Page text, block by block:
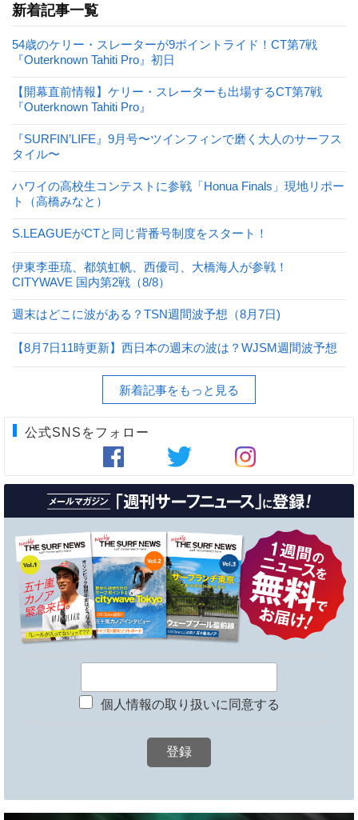
新着記事一覧
54歳のケリー・スレーターが9ポイントライド！CT第7戦
『Outerknown Tahiti Pro』初日
【開幕直前情報】ケリー・スレーターも出場するCT第7戦
『Outerknown Tahiti Pro』
『SURFIN’LIFE』9月号〜ツインフィンで磨く大人のサーフス
タイル〜
ハワイの高校生コンテストに参戦「Honua Finals」現地リポー
ト（高橋みなと）
S.LEAGUEがCTと同じ背番号制度をスタート！
伊東李亜琉、都筑虹帆、西優司、大橋海人が参戦！
CITYWAVE 国内第2戦（8/8）
週末はどこに波がある？TSN週間波予想（8月7日)
【8月7日11時更新】西日本の週末の波は？WJSM週間波予想
新着記事をもっと見る
公式SNSをフォロー
個人情報の取り扱いに同意する